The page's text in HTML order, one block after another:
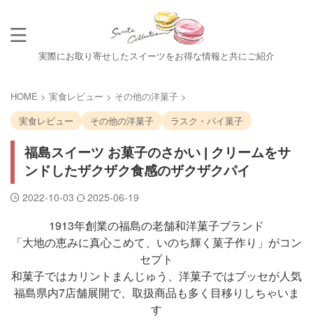
実際にお取り寄せしたスイーツをお得な情報と共にご紹介
HOME > 実食レビュー > その他の洋菓子 >
実食レビュー
その他の洋菓子 ラスク・パイ菓子
福島スイーツ お菓子のさかい | クリームをサ
ンドしたザクザク食感のザクザクパイ
2022-10-03 2025-06-19
1913年創業の福島の老舗和洋菓子ブランド
「大地の恵みに真心こめて、いのち輝く菓子作り」がコン
セプト
和菓子ではカリントまんじゅう、洋菓子ではブッセが人気
福島県内7店舗展開で、取扱商品も多く目移りしちゃいま
す